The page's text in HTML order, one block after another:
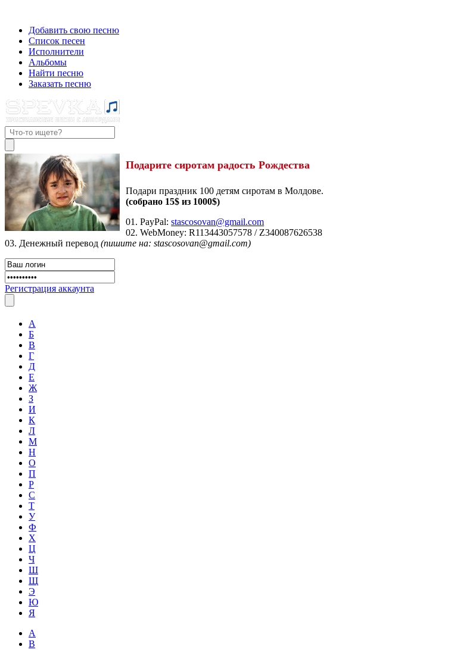
Добавить свою песню
Список песен
Исполнители
Альбомы
Найти песню
Заказать песню
Подарите сиротам радость Рождества
Подари праздник 100 детям сиротам в Молдове.
(собрано 15$ из 1000$)
01. PayPal:stascosovan@gmail.com
02. WebMoney:R113443057578 / Z340087626538
03. Денежный перевод (пишите на: stascosovan@gmail.com)
Регистрация аккаунта
А
Б
В
Г
Д
Е
Ж
З
И
К
Л
М
Н
О
П
Р
С
Т
У
Ф
Х
Ц
Ч
Ш
Щ
Э
Ю
Я
A
B